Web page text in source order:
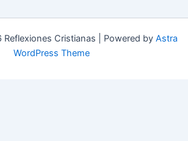
Cristianas | Powered by Astra
WordPress Theme